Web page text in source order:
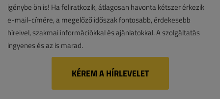
igénybe ön is! Ha feliratkozik, átlagosan havonta kétszer érkezik
e-mail-címére, a megelőző időszak fontosabb, érdekesebb
híreivel, szakmai információkkal és ajánlatokkal. A szolgáltatás
ingyenes és az is marad.
KÉREM A HÍRLEVELET